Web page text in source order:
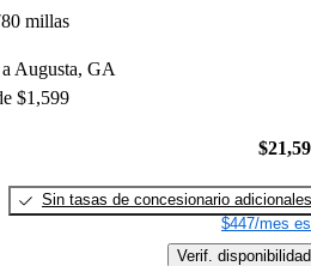
millas
Augusta, GA
$1,599
Sin tasas de concesionario adicionales
$447/mes
Verif. disponibilidad